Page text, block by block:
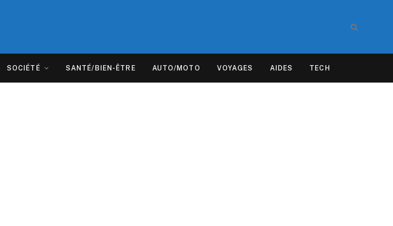
SOCIÉTÉ SANTÉ/BIEN-ÊTRE AUTO/MOTO VOYAGES AIDES TECH